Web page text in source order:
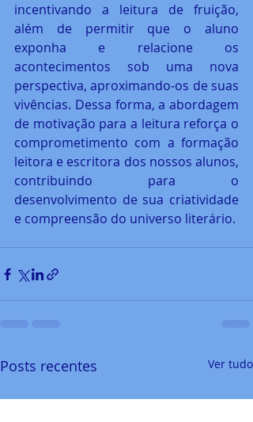
incentivando a leitura de fruição,
além de permitir que o aluno
exponha e relacione os
acontecimentos sob uma nova
perspectiva, aproximando-os de suas
vivências. Dessa forma, a abordagem
de motivação para a leitura reforça o
comprometimento com a formação
leitora e escritora dos nossos alunos,
contribuindo para o
desenvolvimento de sua criatividade
e compreensão do universo literário.
Posts recentes Ver tudo